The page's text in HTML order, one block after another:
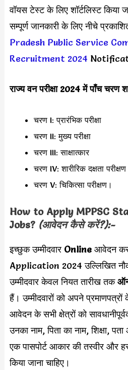
वॉयस टेस्ट के लिए शॉर्टलिस्ट किया
सम्पूर्ण जानकारी के लिए नीचे
Pradesh Public Service
Recruitment 2024
राज्य वन परीक्षा 2024 में पाँच चरण
चरण I: प्रारंभिक परीक्षा
चरण II: मुख्य परीक्षा
चरण III: साक्षात्कार
चरण IV: शारीरिक दक्षता परीक्षण
चरण V: चिकित्सा परीक्षण।
How to Apply MPPSC
Jobs?(आवेदन कैसे करें?):-
इच्छुक उम्मीदवार Online आवेदन
Application 2024 उल्लिखित
उम्मीदवार केवल नियत तारीख तक
हैं। उम्मीदवारों को अपने
आवेदन के सभी क्षेत्रों को
उनका नाम, पिता का नाम, शिक्षा,
एक पासपोर्ट आकार की तस्वीर और
किया जाना चाहिए।